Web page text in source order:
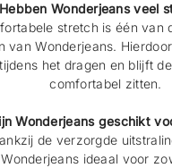
Hebben Wonderjeans veel
stretch is één van
van Wonderjeans.
het dragen en blijft
comfortabel zitten.
Wonderjeans geschikt
de verzorgde
ideaal voor